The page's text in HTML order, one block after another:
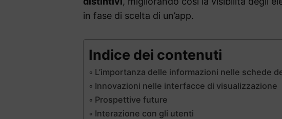
in fase di scelta di un’app.
Indice dei contenuti
L’importanza delle informazioni nelle schede
Innovazioni nelle interfacce di visualizzazione
Prospettive future
Interazione con gli utenti